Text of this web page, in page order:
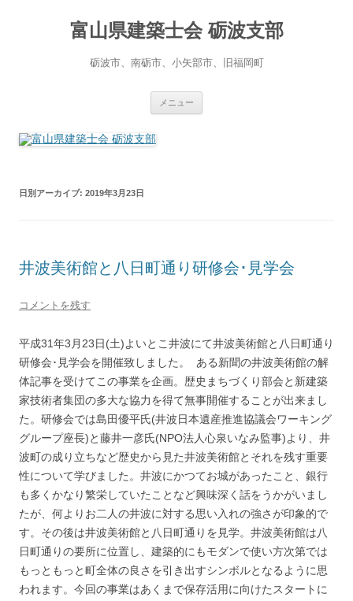
富山県建築士会 砺波支部
砺波市、南砺市、小矢部市、旧福岡町
メニュー
日別アーカイブ: 2019年3月23日
井波美術館と八日町通り研修会･見学会
コメントを残す
平成31年3月23日(土)よいとこ井波にて井波美術館と八日町通り
研修会･見学会を開催致しました。 ある新聞の井波美術館の解
体記事を受けてこの事業を企画。歴史まちづくり部会と新建築
家技術者集団の多大な協力を得て無事開催することが出来まし
た。研修会では島田優平氏(井波日本遺産推進協議会ワーキング
グループ座長)と藤井一彦氏(NPO法人心泉いなみ監事)より、井
波町の成り立ちなど歴史から見た井波美術館とそれを残す重要
性について学びました。井波にかつてお城があったこと、銀行
も多くかなり繁栄していたことなど興味深く話をうかがいまし
たが、何よりお二人の井波に対する思い入れの強さが印象的で
す。その後は井波美術館と八日町通りを見学。井波美術館は八
日町通りの要所に位置し、建築的にもモダンで使い方次第では
もっともっと町全体の良さを引き出すシンボルとなるように思
われます。今回の事業はあくまで保存活用に向けたスタートに